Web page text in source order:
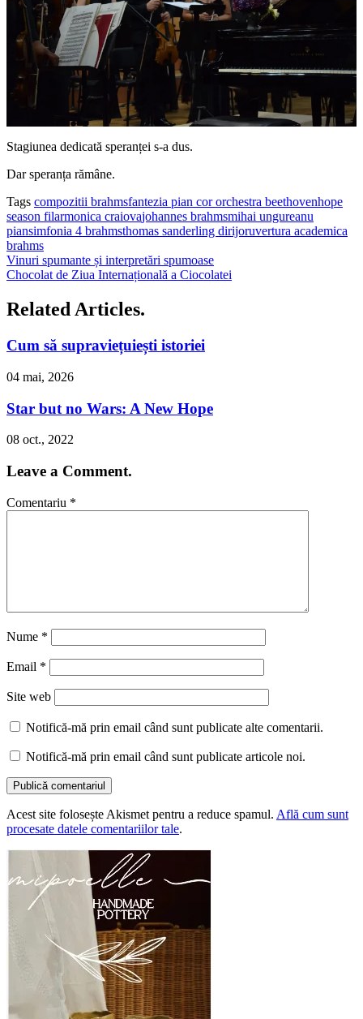
Stagiunea dedicată speranței s-a dus.
Dar speranța rămâne.
Tags compozitii brahmsfantezia pian cor orchestra beethovenhope
season filarmonica craiovajohannes brahmsmihai ungureanu
piansimfonia 4 brahmsthomas sanderling dirijoruvertura academica
brahms
Vinuri spumante și interpretări spumoase
Chocolat de Ziua Internațională a Ciocolatei
Related Articles.
Cum să supraviețuiești istoriei
04 mai, 2026
Star but no Wars: A New Hope
08 oct., 2022
Leave a Comment.
Comentariu *
Nume *
Email *
Site web
Notifică-mă prin email când sunt publicate alte comentarii.
Notifică-mă prin email când sunt publicate articole noi.
Acest site folosește Akismet pentru a reduce spamul. Află cum sunt
procesate datele comentariilor tale.